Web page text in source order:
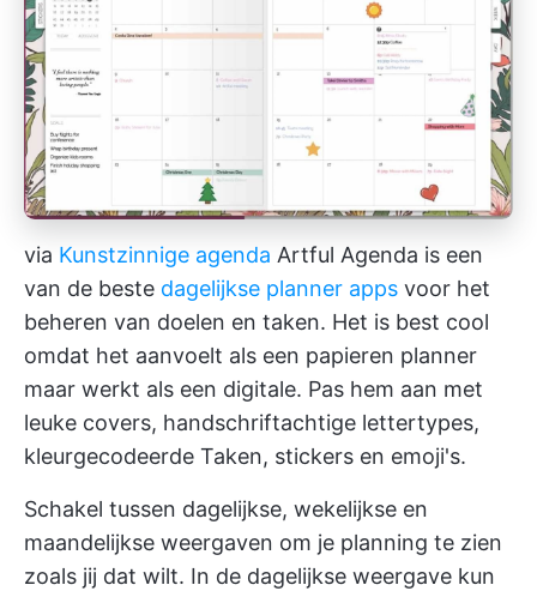
via Kunstzinnige agenda Artful Agenda is een
van de beste dagelijkse planner apps voor het
beheren van doelen en taken. Het is best cool
omdat het aanvoelt als een papieren planner
maar werkt als een digitale. Pas hem aan met
leuke covers, handschriftachtige lettertypes,
kleurgecodeerde Taken, stickers en emoji's.
Schakel tussen dagelijkse, wekelijkse en
maandelijkse weergaven om je planning te zien
zoals jij dat wilt. In de dagelijkse weergave kun